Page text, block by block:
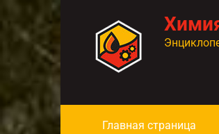
контенту
Главная страница